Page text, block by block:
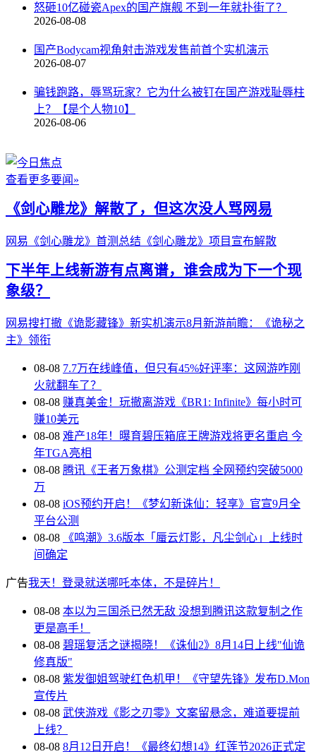
怒砸10亿碰瓷Apex的国产旗舰 不到一年就扑街了？
2026-08-08
国产Bodycam视角射击游戏发售前首个实机演示
2026-08-07
骗钱跑路，辱骂玩家？它为什么被钉在国产游戏耻辱柱
上？【是个人物10】
2026-08-06
查看更多要闻»
《剑心雕龙》解散了，但这次没人骂网易
网易《剑心雕龙》首测总结 《剑心雕龙》项目宣布解散
下半年上线新游有点离谱，谁会成为下一个现
象级？
网易搜打撤《诡影藏锋》新实机演示8月新游前瞻：《诡秘之
主》领衔
08-08 7.7万在线峰值，但只有45%好评率：这网游咋刚
火就翻车了？
08-08 赚真美金！玩撤离游戏《BR1: Infinite》每小时可
赚10美元
08-08 难产18年！曝育碧压箱底王牌游戏将更名重启 今
年TGA亮相
08-08 腾讯《王者万象棋》公测定档 全网预约突破5000
万
08-08 iOS预约开启！《梦幻新诛仙：轻享》官宣9月全
平台公测
08-08
《鸣潮》3.6版本「蜃云灯影，凡尘剑心」上线时
间确定
广告我天！登录就送哪吒本体，不是碎片！
08-08 本以为三国杀已然无敌 没想到腾讯这款复制之作
更是高手！
08-08 碧瑶复活之谜揭晓！《诛仙2》8月14日上线"仙诡
修真版"
08-08 紫发御姐驾驶红色机甲！《守望先锋》发布D.Mon
宣传片
08-08 武侠游戏《影之刃零》文案留悬念，难道要提前
上线？
08-08 8月12日开启！《最终幻想14》红莲节2026正式定